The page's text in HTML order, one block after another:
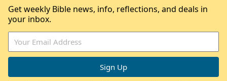
Get weekly Bible news, info, reflections, and deals in
your inbox.